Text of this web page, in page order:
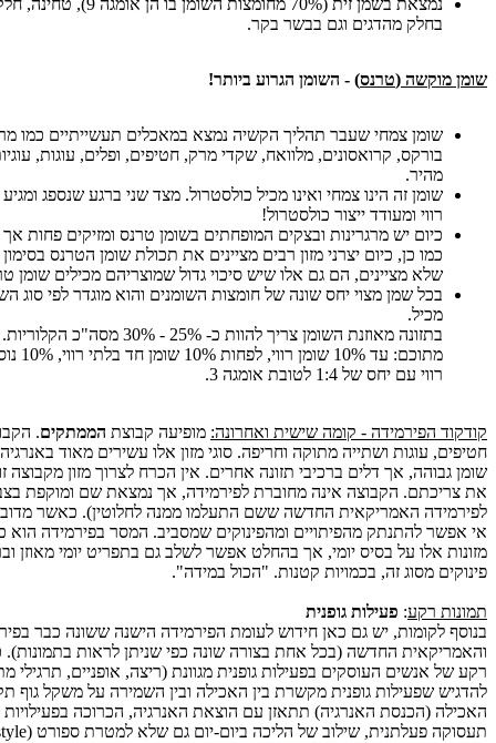
נמצאת בשמן זית (70% מחומצות
בחלק מהדגים וגם בבשר בקר.
שומן מוקשה (טרנס)
- השומן הגרוע ביותר!
שומן צמחי שעבר תהליך הקשיה נמצא במאכלים תעשייתיים כמו
בורקס, קרואסונים, מלוואח, שקדי מרק, חטיפים, ופלים, עוגות,
מהיר.
שומן זה הינו צמחי ואינו מכיל כולסטרול. מצד שני ברגע שנספג
רווי ומעודד ייצור כולסטרול!
כיום יש מרגרינות ובצקים המופחתים בשומן טרנס ומזיקים פחות אך
כמו כן, כיום יצרני מזון רבים מציינים את תכולת שומן הטרנס
שלא מציינים, הם גם אלו שיש סיכוי גדול שמוצריהם מכילים שומן
בכל שמן מצוי יחס שונה של חומצות השומנים והוא מוגדר לפי סוג
מכיל.
בתזונה מאוזנת השומן צריך להוות כ- 25% - 30% מסה"כ הקלוריות.
מתוכם:
רווי עם יחס של 1:4 לטובת אומגה 3.
קודקוד הפירמידה - קומה שישית ואחרונה: מופיעה קבוצת הממתקים.
חטיפים, עוגות ושתייה מתוקה וחריפה. סוגי מזון אלו עשירים מאוד
שומן גבוהה, אך דלים ברכיבי תזונה אחרים. אין הכרח לצרוך מזון מקבוצה
את צריכתם. הקבוצה אינה מחוברת לפירמידה, אך נמצאת שם ומוקפת
לפירמידה האמריקאית החדשה ששם התעלמו ממנה לחלוטין). כאשר
אי אפשר להתנתק מהפיתויים ומהפינוקים שמסביב. המסר בפירמידה הוא
מזונות אלו על בסיס יומי, אך בהחלט אפשר לשלב גם בתפריט יומי מאוזן
פינוקים מסוג זה, בכמויות קטנות. "הכול במידה".
תמונות רקע: פעילות גופנית
בנוסף לקומות, יש גם כאן חידוש לעומת הפירמידה הישנה ששונה כבר
והאמריקאית החדשה (בכל אחת בצורה שונה כפי שניתן לראות בתמונות).
רקע של אנשים העוסקים בפעילות גופנית מגוונת (ריצה, אופניים,
להדגיש שפעילות גופנית מקשרת בין האכילה ובין השמירה על משקל גוף
האכילה (הכנסת האנרגיה) תתאזן עם הוצאת האנרגיה, הכרוכה
תעסוקה פעלתנית, שילוב של הליכה ביום-יום גם שלא למטרת ספורט (Active Lifestyle).